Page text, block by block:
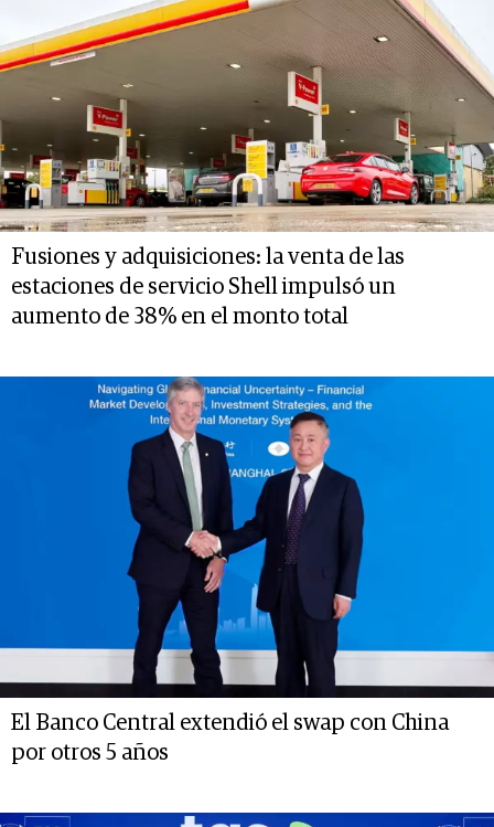
Fusiones y adquisiciones: la venta de las
estaciones de servicio Shell impulsó un
aumento de 38% en el monto total
El Banco Central extendió el swap con China
por otros 5 años